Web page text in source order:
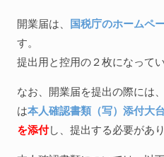
開業届は、 国税庁のホームペ
す。
提出用と控用の２枚になってい
なお、開業届を提出の際には、
は本人確認書類（写）添付大
を添付し、提出する必要があり